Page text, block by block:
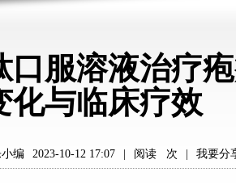
口服溶液治疗
化与临床疗效
小编 2023-10-12 17:07 阅读 次 我要分